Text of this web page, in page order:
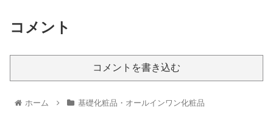
コメント
コメントを書き込む
ホーム 基礎化粧品・オールインワン化粧品